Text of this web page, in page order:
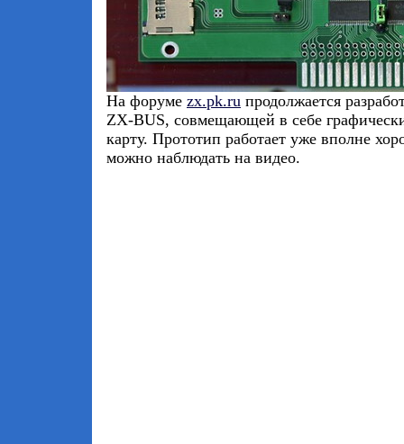
На форуме zx.pk.ru продолжается
ZX-BUS, совмещающей в себе
карту. Прототип работает уже вполне
можно наблюдать на видео.